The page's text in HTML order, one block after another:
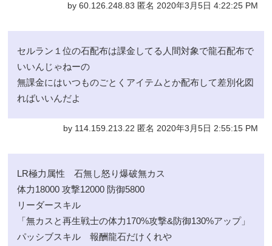
by 60.126.248.83 匿名 2020年3月5日 4:22:25 PM
セルラン１位の石配布は課金してる人間対象で龍石配布で
いいんじゃねーの
無課金にはいつものごとくアイテムとか配布して差別化図
ればいいんだよ
by 114.159.213.22 匿名 2020年3月5日 2:55:15 PM
LR極力属性 石無し怒り爆破無カス
体力18000 攻撃12000 防御5800
リーダースキル
「無カスと再生戦士の体力170%攻撃&防御130%アップ」
パッシブスキル 報酬龍石だけくれや